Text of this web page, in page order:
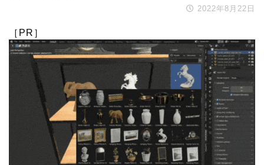
2022年8月22日
［PR］